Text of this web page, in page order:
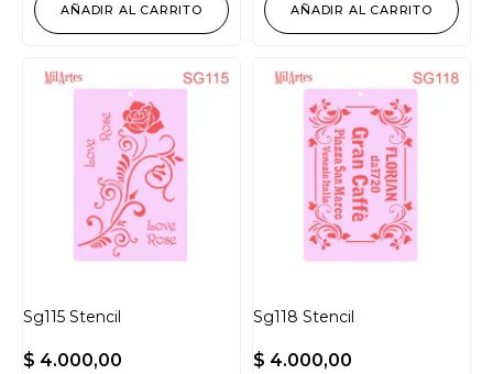
AÑADIR AL CARRITO AÑADIR AL CARRITO
Sg115 Stencil
$ 4.000,00
Sg118 Stencil
$ 4.000,00